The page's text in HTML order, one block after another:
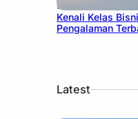
December 27,
Kenali Kelas
Pengalaman
Latest